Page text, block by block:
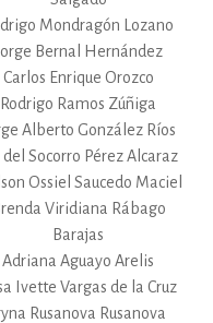
Mondragón Lozano
Bernal Hernández
Carlos Enrique Orozco
Rodrigo Ramos Zúñiga
Alberto González Ríos
del Socorro Pérez Alcaraz
Ossiel Saucedo Maciel
Viridiana Rábago
Barajas
Adriana Aguayo Arelis
Ivette Vargas de la Cruz
Rusanova Rusanova